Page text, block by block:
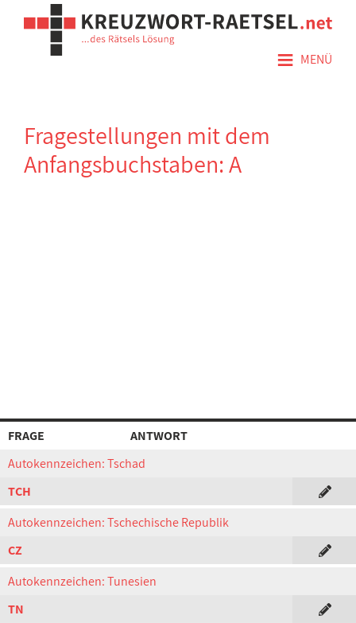
≡ MENÜ
Fragestellungen mit dem
Anfangsbuchstaben: A
FRAGE
ANTWORT
Autokennzeichen: Tschad
TCH
Autokennzeichen: Tschechische Republik
CZ
Autokennzeichen: Tunesien
TN